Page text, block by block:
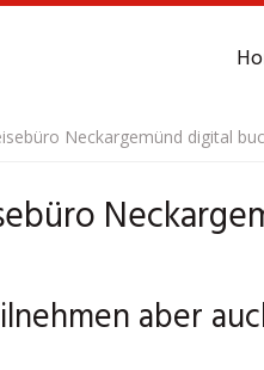
Neckargemünd digital
aber